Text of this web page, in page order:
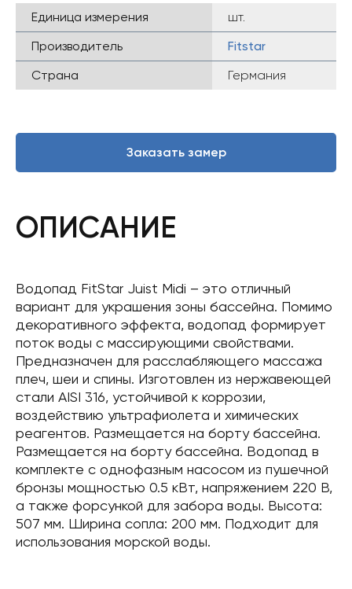
Единица измерения
шт.
Производитель
Fitstar
Страна
Германия
Заказать замер
ОПИСАНИЕ
Водопад FitStar Juist Midi – это отличный
вариант для украшения зоны бассейна. Помимо
декоративного эффекта, водопад формирует
поток воды с массирующими свойствами.
Предназначен для расслабляющего массажа
плеч, шеи и спины. Изготовлен из нержавеющей
стали AISI 316, устойчивой к коррозии,
воздействию ультрафиолета и химических
реагентов. Размещается на борту бассейна.
Размещается на борту бассейна. Водопад в
комплекте с однофазным насосом из пушечной
бронзы мощностью 0.5 кВт, напряжением 220 В,
а также форсункой для забора воды. Высота:
507 мм. Ширина сопла: 200 мм. Подходит для
использования морской воды.